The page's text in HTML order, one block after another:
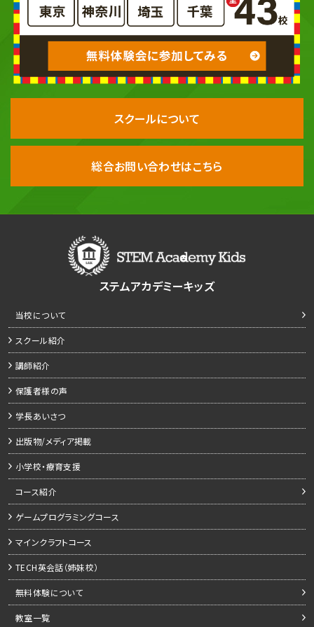
スクールについて
総合お問い合わせはこちら
ステムアカデミーキッズ
当校について
スクール紹介
講師紹介
保護者様の声
学長あいさつ
出版物/メディア掲載
小学校・療育支援
コース紹介
ゲームプログラミングコース
マインクラフトコース
TECH英会話（姉妹校）
無料体験について
教室一覧